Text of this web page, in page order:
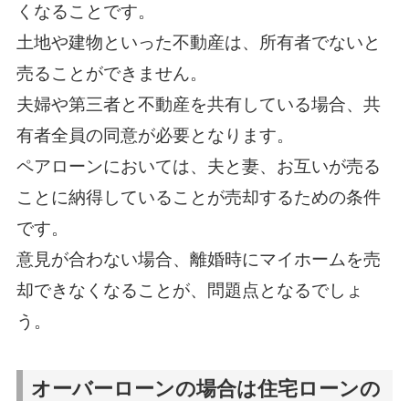
くなることです。
土地や建物といった不動産は、所有者でないと
売ることができません。
夫婦や第三者と不動産を共有している場合、共
有者全員の同意が必要となります。
ペアローンにおいては、夫と妻、お互いが売る
ことに納得していることが売却するための条件
です。
意見が合わない場合、離婚時にマイホームを売
却できなくなることが、問題点となるでしょ
う。
オーバーローンの場合は住宅ローンの